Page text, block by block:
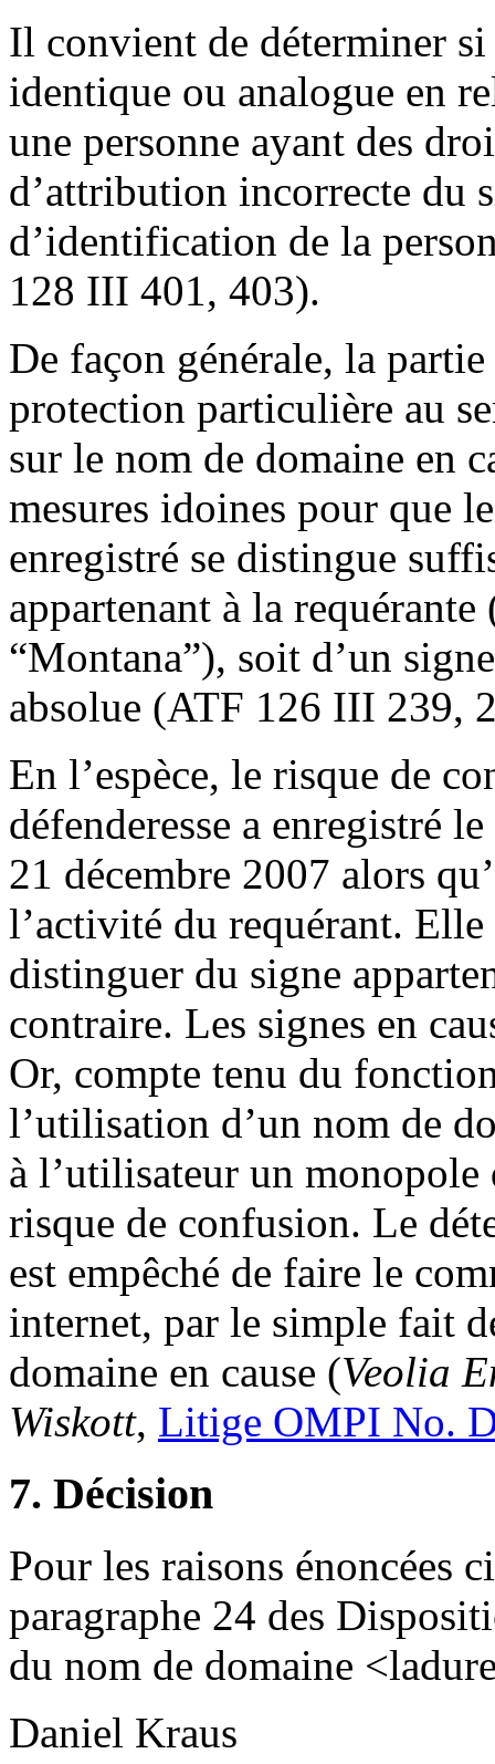
Il convient de déterminer
identique ou analogue en
une personne ayant des
d’attribution incorrecte du
d’identification de la
128 III 401, 403).
De façon générale, la
protection particulière au
sur le nom de domaine en
mesures idoines pour que
enregistré se distingue
appartenant à la
“Montana”), soit d’un
absolue (ATF 126 III 239,
En l’espèce, le risque de
défenderesse a enregistré
21 décembre 2007 alors
l’activité du requérant. Elle
distinguer du signe
contraire. Les signes en
Or, compte tenu du
l’utilisation d’un nom de
à l’utilisateur un
risque de confusion. Le
est empêché de faire le
internet, par le simple fait
domaine en cause (Veolia
Wiskott, Litige OMPI No.
7. Décision
Pour les raisons énoncées
paragraphe 24 des
du nom de domaine
Daniel Kraus